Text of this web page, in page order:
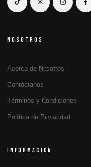
NOSOTROS
Acerca de Nosotros
Contáctanos
Términos y Condiciones
Política de Privacidad
INFORMACIÓN